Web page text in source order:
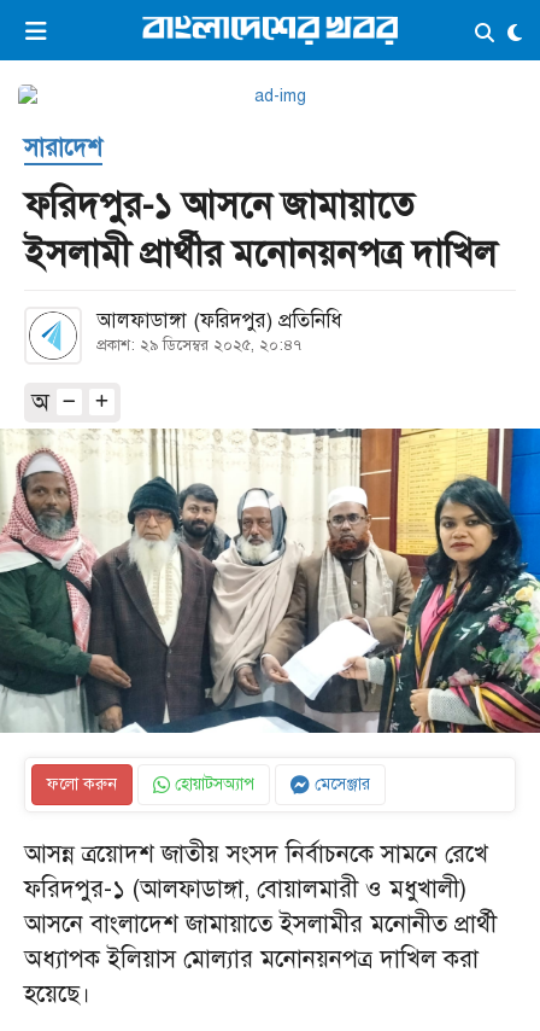
ভিডিও ই-পেপার লগইন ×
প্রচ্ছদ
সর্বশেষ
সব বিভাগ
আর্কাইভ
কনভার্টার
সারাদেশ
ফরিদপুর-১ আসনে জামায়াতে
ইসলামী প্রার্থীর মনোনয়নপত্র দাখিল
​আলফাডাঙ্গা (ফরিদপুর) প্রতিনিধি
প্রকাশ: ২৯ ডিসেম্বর ২০২৫, ২০:৪৭
অ
ফলো করুন হোয়াটসঅ্যাপ মেসেঞ্জার
আসন্ন ত্রয়োদশ জাতীয় সংসদ নির্বাচনকে সামনে রেখে
ফরিদপুর-১ (আলফাডাঙ্গা, বোয়ালমারী ও মধুখালী)
আসনে বাংলাদেশ জামায়াতে ইসলামীর মনোনীত প্রার্থী
অধ্যাপক ইলিয়াস মোল্যার মনোনয়নপত্র দাখিল করা
হয়েছে।